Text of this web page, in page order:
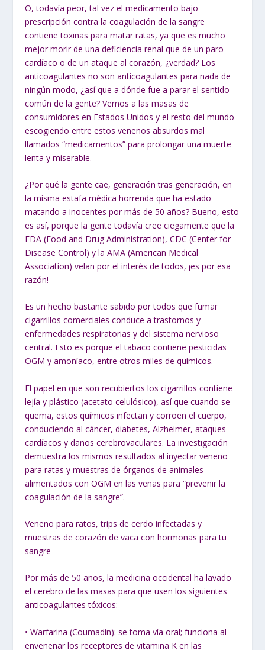
O, todavía peor, tal vez el medicamento bajo
prescripción contra la coagulación de la sangre
contiene toxinas para matar ratas, ya que es mucho
mejor morir de una deficiencia renal que de un paro
cardíaco o de un ataque al corazón, ¿verdad? Los
anticoagulantes no son anticoagulantes para nada de
ningún modo, ¿así que a dónde fue a parar el sentido
común de la gente? Vemos a las masas de
consumidores en Estados Unidos y el resto del mundo
escogiendo entre estos venenos absurdos mal
llamados “medicamentos” para prolongar una muerte
lenta y miserable.
¿Por qué la gente cae, generación tras generación, en
lamisma estafa médica horrendaque ha estado
matando a inocentes por más de 50 años? Bueno, esto
es así, porque la gente todavía cree ciegamente que la
FDA (Food and Drug Administration), CDC (Center for
Disease Control) y la AMA (American Medical
Association) velan por el interés de todos, ¡es por esa
razón!
Es un hecho bastante sabido por todos que fumar
cigarrillos comerciales conduce a trastornos y
enfermedades respiratorias y del sistema nervioso
central. Esto es porque el tabaco contiene pesticidas
OGM y amoníaco, entre otros miles de químicos.
El papel en que son recubiertos los cigarrillos contiene
lejía y plástico (acetato celulósico), así que cuando se
quema, estos químicos infectan y corroen el cuerpo,
conduciendo al cáncer, diabetes, Alzheimer, ataques
cardíacos y daños cerebrovaculares. La investigación
demuestra los mismos resultados al inyectar veneno
para ratas y muestras de órganos de animales
alimentados con OGM en las venas para “prevenir la
coagulación de la sangre”.
Veneno para ratos, trips de cerdo infectadas y
muestras de corazón de vaca con hormonas para tu
sangre
Por más de 50 años, la medicina occidental ha lavado
el cerebro de las masas para que usen los siguientes
anticoagulantes tóxicos:
• Warfarina (Coumadin): se toma vía oral; funciona al
envenenar los receptores de vitamina K en las